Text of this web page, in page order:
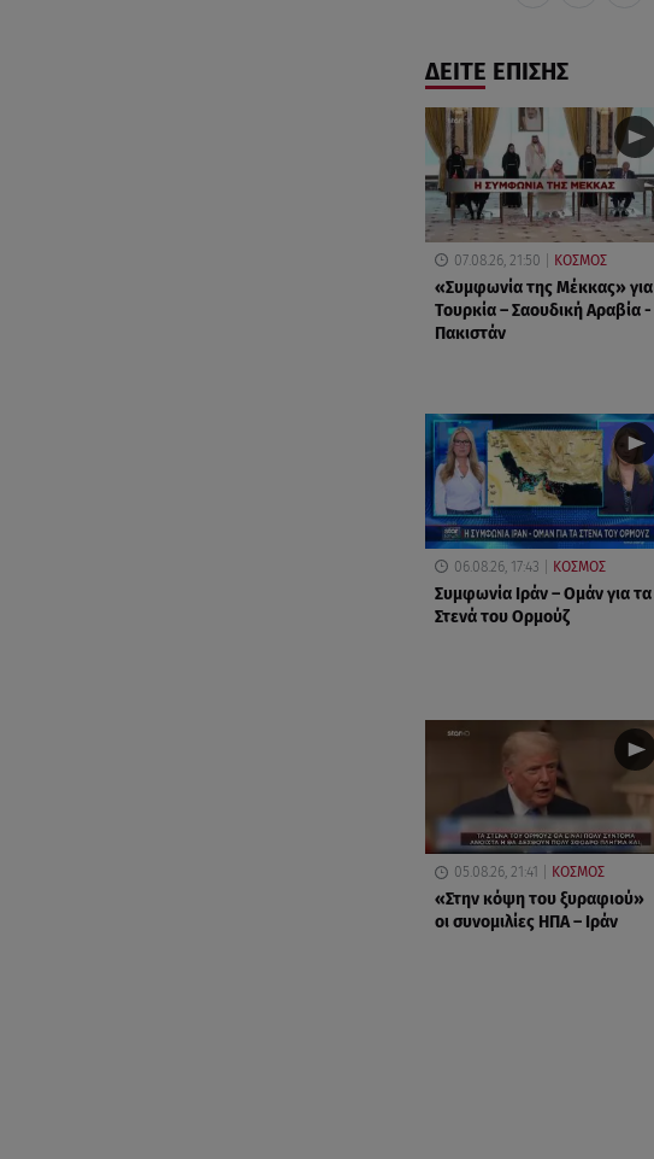
ΔΕΙΤΕ ΕΠΙΣΗΣ
07.08.26, 21:50 ΚΟΣΜΟΣ
«Συμφωνία της Μέκκας» για
Τουρκία – Σαουδική Αραβία -
Πακιστάν
06.08.26, 17:43 ΚΟΣΜΟΣ
Συμφωνία Ιράν – Ομάν για τα
Στενά του Ορμούζ
05.08.26, 21:41 ΚΟΣΜΟΣ
«Στην κόψη του ξυραφιού»
οι συνομιλίες ΗΠΑ – Ιράν